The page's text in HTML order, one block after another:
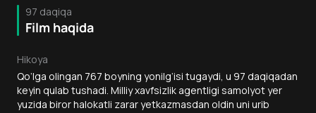
97 daqiqa
Film haqida
Hikoya
Qo‘lga olingan 767 boyning yonilg‘isi tugaydi, u 97 daqiqadan
keyin qulab tushadi. Milliy xavfsizlik agentligi samolyot yer
yuzida biror halokatli zarar yetkazmasdan oldin uni urib